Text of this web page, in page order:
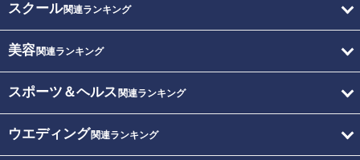
スクール関連ランキング
美容関連ランキング
スポーツ＆ヘルス 関連ランキング
ウエディング関連ランキング